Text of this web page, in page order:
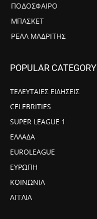
ΠΟΔΌΣΦΑΙΡΟ
ΜΠΆΣΚΕΤ
ΡΕΆΛ ΜΑΔΡΊΤΗΣ
POPULAR CATEGORY
ΤΕΛΕΥΤΑΙΕΣ ΕΙΔΗΣΕΙΣ
CELEBRITIES
SUPER LEAGUE 1
ΕΛΛΑΔΑ
EUROLEAGUE
ΕΥΡΩΠΗ
ΚΟΙΝΩΝΙΑ
ΑΓΓΛΙΑ